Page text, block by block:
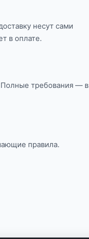
несут сами
в оплате.
требования — в
правила.